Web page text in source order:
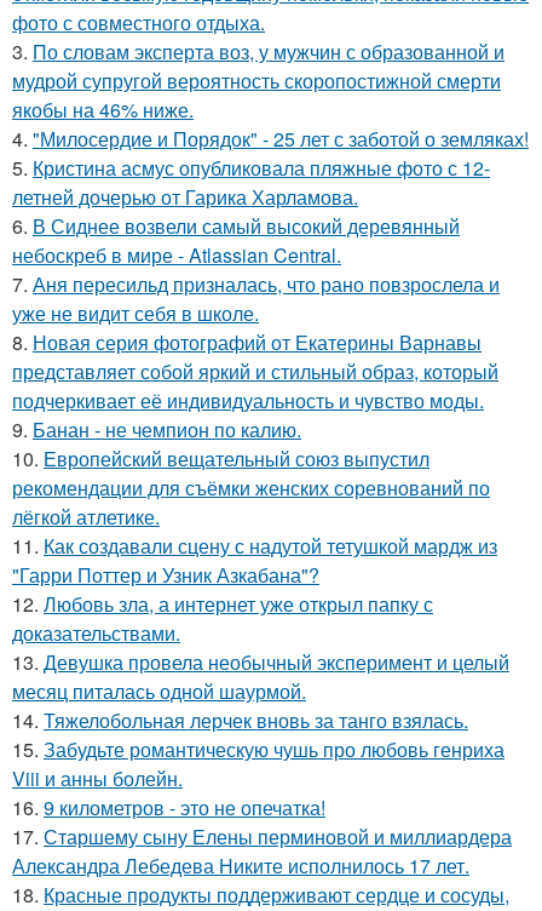
фото с совместного отдыха.
3. По словам эксперта воз, у мужчин с образованной и
мудрой супругой вероятность скоропостижной смерти
якобы на 46% ниже.
4. "Милосердие и Порядок" - 25 лет с заботой о земляках!
5. Кристина асмус опубликовала пляжные фото с 12-
летней дочерью от Гарика Харламова.
6. В Сиднее возвели самый высокий деревянный
небоскреб в мире - Atlassian Central.
7. Аня пересильд призналась, что рано повзрослела и
уже не видит себя в школе.
8. Новая серия фотографий от Екатерины Варнавы
представляет собой яркий и стильный образ, который
подчеркивает её индивидуальность и чувство моды.
9. Банан - не чемпион по калию.
10. Европейский вещательный союз выпустил
рекомендации для съёмки женских соревнований по
лёгкой атлетике.
11. Как создавали сцену с надутой тетушкой мардж из
"Гарри Поттер и Узник Азкабана"?
12. Любовь зла, а интернет уже открыл папку с
доказательствами.
13. Девушка провела необычный эксперимент и целый
месяц питалась одной шаурмой.
14. Тяжелобольная лерчек вновь за танго взялась.
15. Забудьте романтическую чушь про любовь генриха
Viii и анны болейн.
16. 9 километров - это не опечатка!
17. Старшему сыну Елены перминовой и миллиардера
Александра Лебедева Никите исполнилось 17 лет.
18. Красные продукты поддерживают сердце и сосуды,